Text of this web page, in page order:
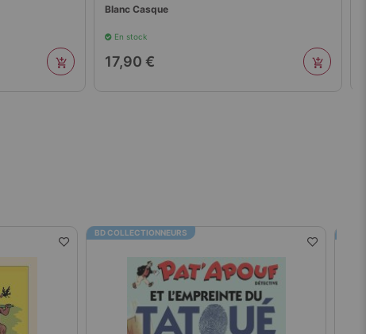
Blanc Casque
En stock
17,90 €
BD COLLECTIONNEURS